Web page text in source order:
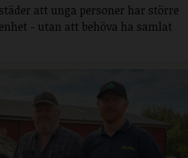
att unga personer har större
- utan att behöva ha samlat